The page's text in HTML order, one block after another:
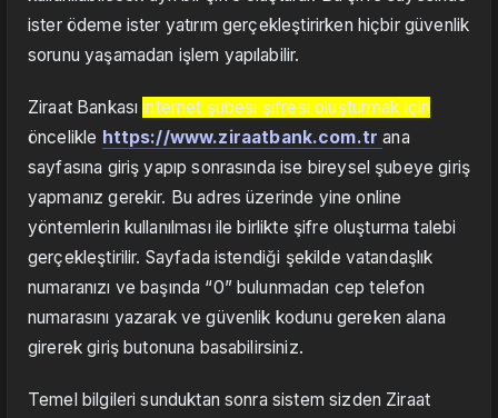
ister ödeme ister yatırım gerçekleştirirken hiçbir güvenlik
sorunu yaşamadan işlem yapılabilir.
Ziraat Bankasıinternet şubesi şifresi oluşturmak için
öncelikle https://www.ziraatbank.com.tr ana
sayfasına giriş yapıp sonrasında ise bireysel şubeye giriş
yapmanız gerekir. Bu adres üzerinde yine online
yöntemlerin kullanılması ile birlikte şifre oluşturma talebi
gerçekleştirilir. Sayfada istendiği şekilde vatandaşlık
numaranızı ve başında “0” bulunmadan cep telefon
numarasını yazarak ve güvenlik kodunu gereken alana
girerek giriş butonuna basabilirsiniz.
Temel bilgileri sunduktan sonra sistem sizden Ziraat